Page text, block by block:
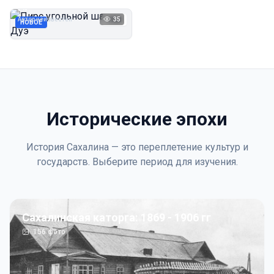
НОВОЕ 1923
Автор неизвестен 35
Исторические эпохи
История Сахалина — это переплетение культур и
государств. Выберите период для изучения.
Сахалинская каторга: 1869 - 1906 гг
156фото